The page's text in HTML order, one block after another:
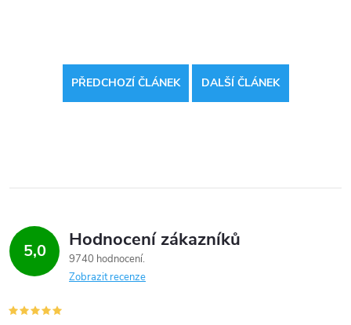
PŘEDCHOZÍ ČLÁNEK DALŠÍ ČLÁNEK
5,0 Hodnocení zákazníků
9740 hodnocení
Zobrazit recenze